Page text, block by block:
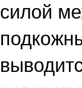
силой